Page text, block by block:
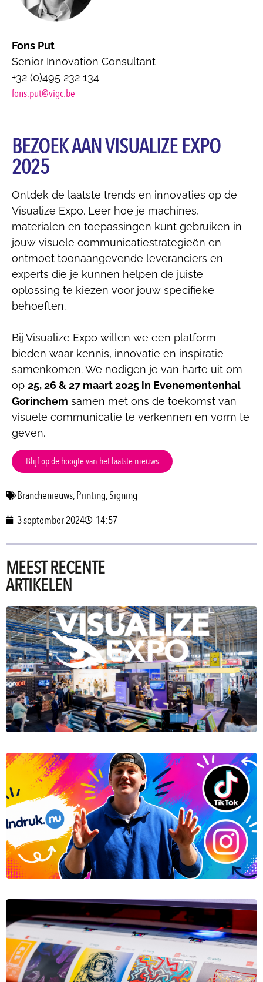
Fons Put
Senior Innovation Consultant
+32 (0)495 232 134
fons.put@vigc.be
BEZOEK AAN VISUALIZE EXPO
2025
Ontdek de laatste trends en innovaties op de
Visualize Expo. Leer hoe je machines,
materialen en toepassingen kunt gebruiken in
jouw visuele communicatiestrategieën en
ontmoet toonaangevende leveranciers en
experts die je kunnen helpen de juiste
oplossing te kiezen voor jouw specifieke
behoeften.
Bij Visualize Expo willen we een platform
bieden waar kennis, innovatie en inspiratie
samenkomen. We nodigen je van harte uit om
op 25, 26 & 27 maart 2025 in Evenementenhal
Gorinchem samen met ons de toekomst van
visuele communicatie te verkennen en vorm te
geven.
Blijf op de hoogte van het laatste nieuws
Branchenieuws,Printing,Signing
3 september 2024
14:57
MEEST RECENTE
ARTIKELEN